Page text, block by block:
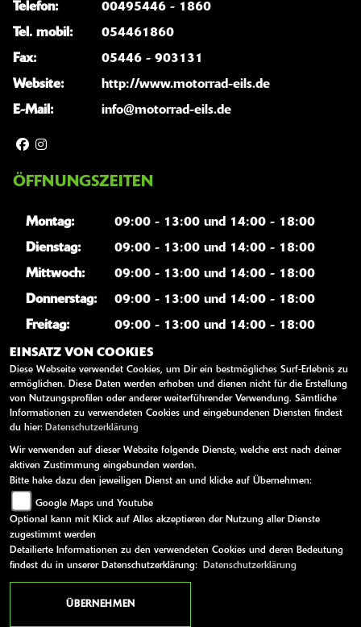
Telefon:
00495446 - 1860
Tel. mobil:
054461860
Fax:
05446 - 903131
Website:
http://www.motorrad-eils.de
E-Mail:
info@motorrad-eils.de
ÖFFNUNGSZEITEN
Montag:
09:00 - 13:00 und 14:00 - 18:00
Dienstag:
09:00 - 13:00 und 14:00 - 18:00
Mittwoch:
09:00 - 13:00 und 14:00 - 18:00
Donnerstag:
09:00 - 13:00 und 14:00 - 18:00
Freitag:
09:00 - 13:00 und 14:00 - 18:00
Samstag:
09:00 - 13:00
Sonntag:
geschlossen
WEITERE LINKS
Kawasaki News
Kawasaki Handbücher
Kawasaki Bekleidung
Kawasaki Merchandise
AGB Impressum Datenschutz Disclaimer
EINSATZ VON COOKIES
Diese Webseite verwendet Cookies, um Dir ein bestmögliches Surf-Erlebnis zu
ermöglichen. Diese Daten werden erhoben und dienen nicht für die Erstellung
von Nutzungsprofilen oder anderer weiterführender Verwendung. Sämtliche
Informationen zu verwendeten Cookies und eingebundenen Diensten findest
du hier: Datenschutzerklärung
Wir verwenden auf dieser Website folgende Dienste, welche erst nach deiner
aktiven Zustimmung eingebunden werden.
Bitte hake dazu den jeweiligen Dienst an und klicke auf Übernehmen:
Google Maps und Youtube
Optional kann mit Klick auf Alles akzeptieren der Nutzung aller Dienste
zugestimmt werden
Detailierte Informationen zu den verwendeten Cookies und deren Bedeutung
findest du in unserer Datenschutzerklärung:
Datenschutzerklärung
ÜBERNEHMEN